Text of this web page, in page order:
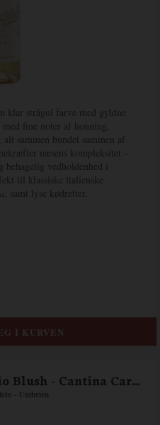
klar strågul farve med gyldne
fine noter af honning,
sammen bundet sammen af
næsens kompleksitet –
vedholdenhed i
til klassiske italienske
, samt lyse kødretter.
2024 Matile Pinot Grigio Blush - Cantina Cardeto
- Umbrien